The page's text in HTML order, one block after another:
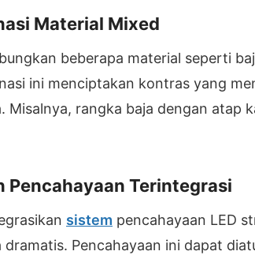
Material Mixed
beberapa material seperti
ini menciptakan kontras yang
Misalnya, rangka baja dengan atap
Pencahayaan Terintegrasi
sistem pencahayaan LED
dramatis. Pencahayaan ini dapat